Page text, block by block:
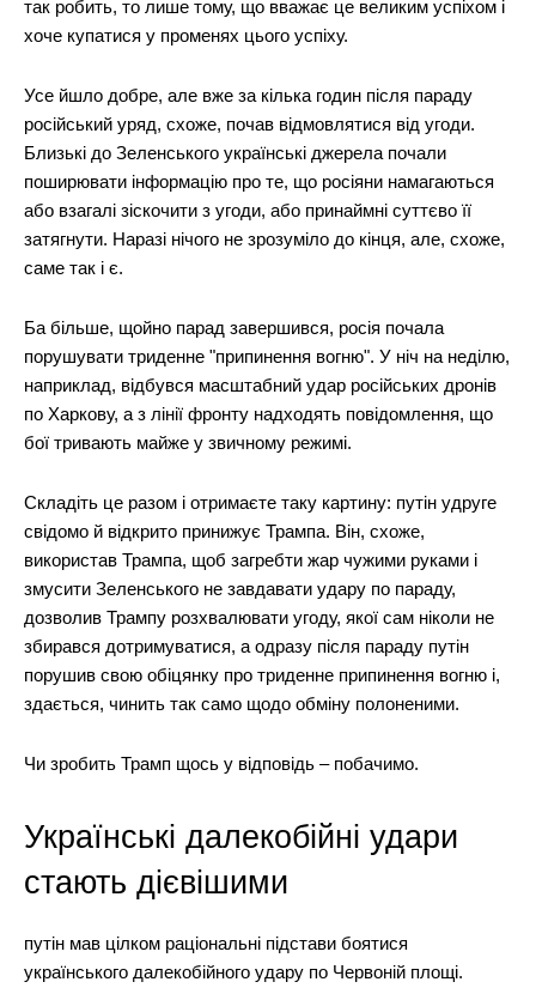
Magazine PRO
SUBSCRIBE NOW
Company
Про нас
Політика конфіденційності
Редакційна політика
Мапа сайту
так робить, то лише тому, що вважає це великим успіхом і
хоче купатися у променях цього успіху.
Усе йшло добре, але вже за кілька годин після параду
російський уряд, схоже, почав відмовлятися від угоди.
Близькі до Зеленського українські джерела почали
поширювати інформацію про те, що росіяни намагаються
або взагалі зіскочити з угоди, або принаймні суттєво її
затягнути. Наразі нічого не зрозуміло до кінця, але, схоже,
саме так і є.
Ба більше, щойно парад завершився, росія почала
порушувати триденне "припинення вогню". У ніч на неділю,
наприклад, відбувся масштабний удар російських дронів
по Харкову, а з лінії фронту надходять повідомлення, що
бої тривають майже у звичному режимі.
Складіть це разом і отримаєте таку картину: путін удруге
свідомо й відкрито принижує Трампа. Він, схоже,
використав Трампа, щоб загребти жар чужими руками і
змусити Зеленського не завдавати удару по параду,
дозволив Трампу розхвалювати угоду, якої сам ніколи не
збирався дотримуватися, а одразу після параду путін
порушив свою обіцянку про триденне припинення вогню і,
здається, чинить так само щодо обміну полоненими.
Чи зробить Трамп щось у відповідь – побачимо.
Українські далекобійні удари
стають дієвішими
путін мав цілком раціональні підстави боятися
українського далекобійного удару по Червоній площі.